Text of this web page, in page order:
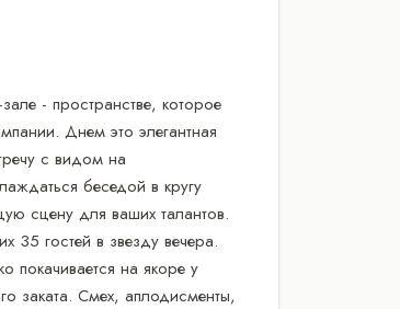
- пространстве, которое
Днем это элегантная
с видом на
беседой в кругу
сцену для ваших талантов.
35 гостей в звезду вечера.
покачивается на якоре у
заката. Смех, аплодисменты,